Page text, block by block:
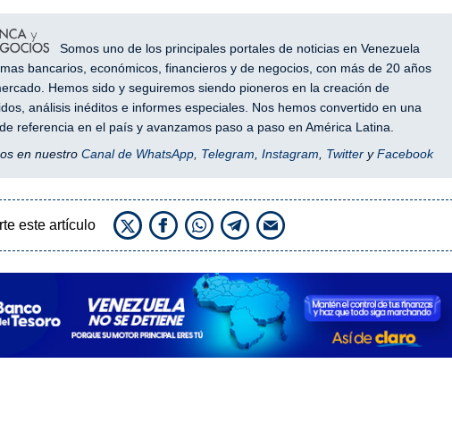
Somos uno de los principales portales de noticias en Venezuela
bancarios, económicos, financieros y de negocios, con más de 20 años
Hemos sido y seguiremos siendo pioneros en la creación de
análisis inéditos e informes especiales. Nos hemos convertido en una
referencia en el país y avanzamos paso a paso en América Latina.
en nuestro Canal de WhatsApp, Telegram, Instagram, TwitteryFacebook
este artículo